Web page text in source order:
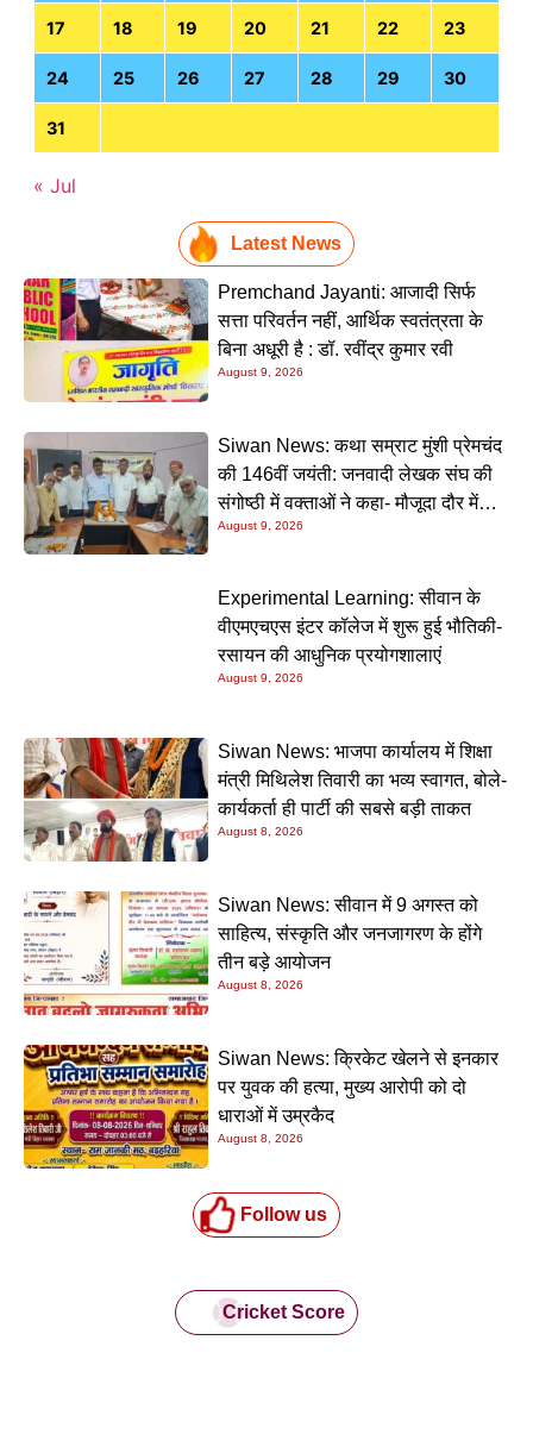
17 18 19 20 21 22 23
24 25 26 27 28 29 30
31
« Jul
Latest News
Premchand Jayanti: आजादी सिर्फ
सत्ता परिवर्तन नहीं, आर्थिक स्वतंत्रता के
बिना अधूरी है : डॉ. रवींद्र कुमार रवी
August 9, 2026
Siwan News: कथा सम्राट मुंशी प्रेमचंद
की 146वीं जयंती: जनवादी लेखक संघ की
संगोष्ठी में वक्ताओं ने कहा- मौजूदा दौर में
प्रेमचंद की रचनाएं और अधिक प्रासंगिक
August 9, 2026
Experimental Learning: सीवान के
वीएमएचएस इंटर कॉलेज में शुरू हुई भौतिकी-
रसायन की आधुनिक प्रयोगशालाएं
August 9, 2026
Siwan News: भाजपा कार्यालय में शिक्षा
मंत्री मिथिलेश तिवारी का भव्य स्वागत, बोले-
कार्यकर्ता ही पार्टी की सबसे बड़ी ताकत
August 8, 2026
Siwan News: सीवान में 9 अगस्त को
साहित्य, संस्कृति और जनजागरण के होंगे
तीन बड़े आयोजन
August 8, 2026
Siwan News: क्रिकेट खेलने से इनकार
पर युवक की हत्या, मुख्य आरोपी को दो
धाराओं में उम्रकैद
August 8, 2026
Follow us
Cricket Score